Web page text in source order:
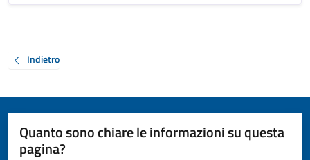
Indietro
Quanto sono chiare le informazioni su questa
pagina?